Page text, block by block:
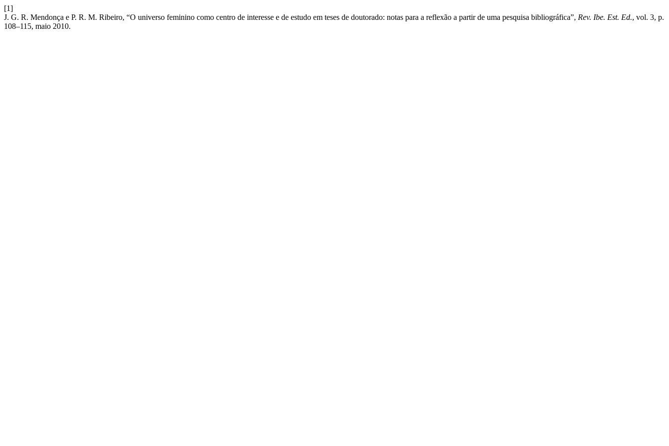
[1]
J. G. R. Mendonça e P. R. M. Ribeiro, “O universo feminino como centro de interesse e de estudo em teses de doutorado: notas para a reflexão a partir de uma pesquisa bibliográfica”, Rev. Ibe. Est. Ed., vol. 3, p.
108–115, maio 2010.